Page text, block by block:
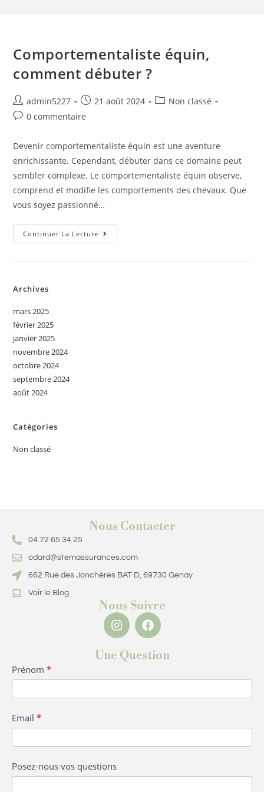
Comportementaliste équin,
comment débuter ?
admin5227 21 août 2024
Non classé
0 commentaire
Devenir comportementaliste équin est une aventure
enrichissante. Cependant, débuter dans ce domaine peut
sembler complexe. Le comportementaliste équin observe,
comprend et modifie les comportements des chevaux. Que
vous soyez passionné…
Continuer La Lecture
Archives
mars 2025
février 2025
janvier 2025
novembre 2024
octobre 2024
septembre 2024
août 2024
Catégories
Non classé
Nous Contacter
04 72 65 34 25
odard@stemassurances.com
662 Rue des Jonchères BAT D, 69730 Genay
Voir le Blog
Nous Suivre
Une Question
Formulaire
Question
Prénom *
Email *
Posez-nous vos questions